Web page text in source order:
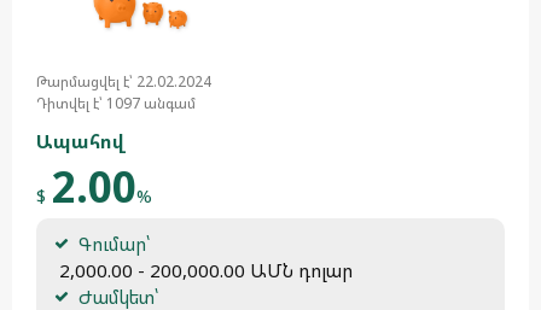
Թարմացվել է՝ 22.02.2024
Դիտվել է՝ 1097 անգամ
Ապահով
$ 2.00%
Գումար՝
2,000.00 - 200,000.00 ԱՄՆ դոլար
Ժամկետ՝